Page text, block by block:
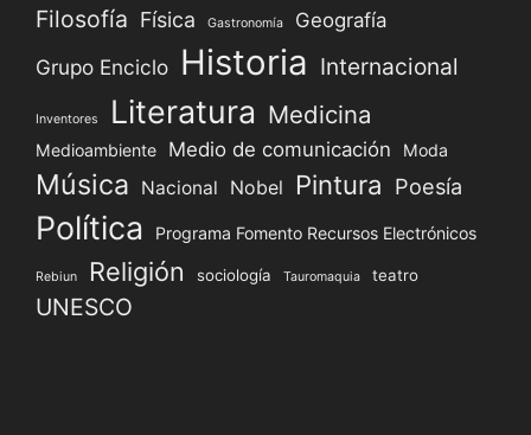
Filosofía Física Gastronomía Geografía
Grupo Enciclo Historia Internacional
Inventores Literatura Medicina
Medioambiente Medio de comunicación Moda
Música Nacional Nobel Pintura Poesía
Política Programa Fomento Recursos Electrónicos
Rebiun Religión sociología Tauromaquia teatro
UNESCO